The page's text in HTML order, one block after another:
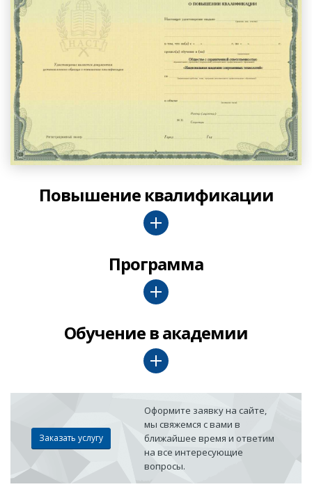
Повышение квалификации
Программа
Обучение в академии
Заказать услугу
Оформите заявку на сайте,
мы свяжемся с вами в
ближайшее время и ответим
на все интересующие
вопросы.